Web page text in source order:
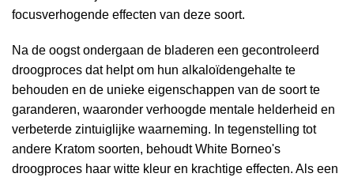
focusverhogende effecten van deze soort.
Na de oogst ondergaan de bladeren een gecontroleerd
droogproces dat helpt om hun alkaloïdengehalte te
behouden en de unieke eigenschappen van de soort te
garanderen, waaronder verhoogde mentale helderheid en
verbeterde zintuiglijke waarneming. In tegenstelling tot
andere Kratom soorten, behoudt White Borneo's
droogproces haar witte kleur en krachtige effecten. Als een